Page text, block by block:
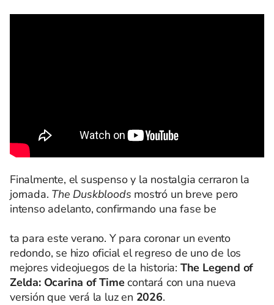
Finalmente, el suspenso y la nostalgia cerraron la
jornada. The Duskbloods mostró un breve pero
intenso adelanto, confirmando una fase be
ta para este verano. Y para coronar un evento
redondo, se hizo oficial el regreso de uno de los
mejores videojuegos de la historia: The Legend of
Zelda: Ocarina of Timecontará con una nueva
versión que verá la luz en 2026.